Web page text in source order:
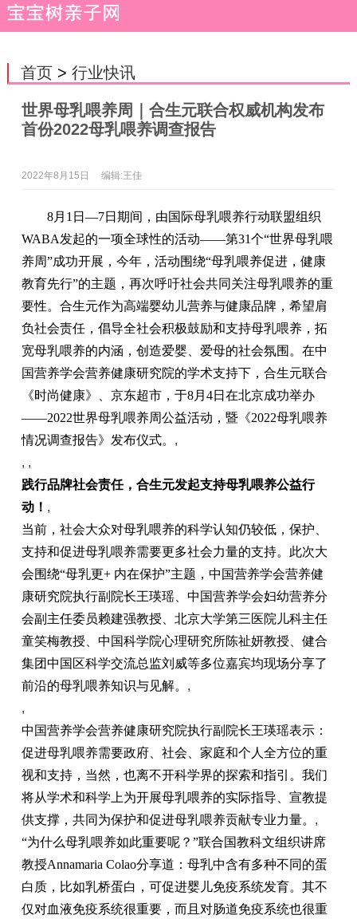
首页> 行业快讯
世界母乳喂养周｜合生元联合权威机构发布
首份2022母乳喂养调查报告
2022年8月15日 编辑:王佳
8月1日—7日期间，由国际母乳喂养行动联盟组织
WABA发起的一项全球性的活动——第31个“世界母乳喂
养周”成功开展，今年，活动围绕“母乳喂养促进，健康
教育先行”的主题，再次呼吁社会共同关注母乳喂养的重
要性。合生元作为高端婴幼儿营养与健康品牌，希望肩
负社会责任，倡导全社会积极鼓励和支持母乳喂养，拓
宽母乳喂养的内涵，创造爱婴、爱母的社会氛围。在中
国营养学会营养健康研究院的学术支持下，合生元联合
《时尚健康》、京东超市，于8月4日在北京成功举办
——2022世界母乳喂养周公益活动，暨《2022母乳喂养
情况调查报告》发布仪式。 ,
, ,
践行品牌社会责任，合生元发起支持母乳喂养公益行
动！ ,
当前，社会大众对母乳喂养的科学认知仍较低，保护、
支持和促进母乳喂养需要更多社会力量的支持。此次大
会围绕“母乳更+ 内在保护”主题，中国营养学会营养健
康研究院执行副院长王瑛瑶、中国营养学会妇幼营养分
会副主任委员赖建强教授、北京大学第三医院儿科主任
童笑梅教授、中国科学院心理研究所陈祉妍教授、健合
集团中国区科学交流总监刘威等多位嘉宾均现场分享了
前沿的母乳喂养知识与见解。 ,
,
中国营养学会营养健康研究院执行副院长王瑛瑶表示：
促进母乳喂养需要政府、社会、家庭和个人全方位的重
视和支持，当然，也离不开科学界的探索和指引。我们
将从学术和科学上为开展母乳喂养的实际指导、宣教提
供支撑，共同为保护和促进母乳喂养贡献专业力量。 ,
“为什么母乳喂养如此重要呢？”联合国教科文组织讲席
教授Annamaria Colao分享道：母乳中含有多种不同的蛋
白质，比如乳桥蛋白，可促进婴儿免疫系统发育。其不
仅对血液免疫系统很重要，而且对肠道免疫系统也很重